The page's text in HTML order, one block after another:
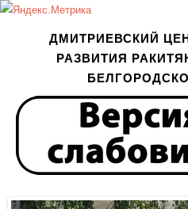
ДМИТРИЕВСКИЙ
РАЗВИТИЯ